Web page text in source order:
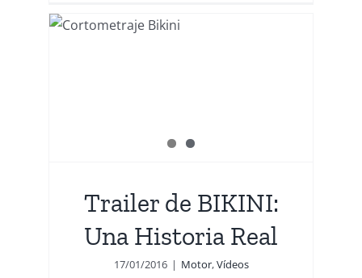
Trailer de BIKINI:
Una Historia Real
17/01/2016 | Motor,Vídeos